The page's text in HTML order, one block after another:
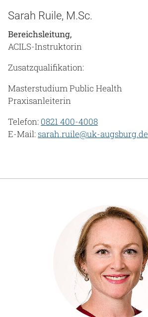
Sarah Ruile, M.Sc.
Bereichsleitung,
ACILS-Instruktorin
Zusatzqualifikation:
Masterstudium Public Health
Praxisanleiterin
Telefon: 0821 400-4008
E-Mail:sarah.ruile@uk-augsburg.de